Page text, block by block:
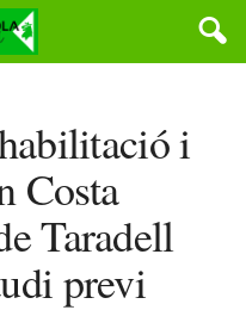
i
Costa
Taradell
previ